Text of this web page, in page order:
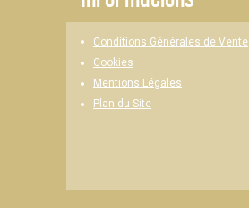
Conditions Générales de Vente
Cookies
Mentions Légales
Plan du Site